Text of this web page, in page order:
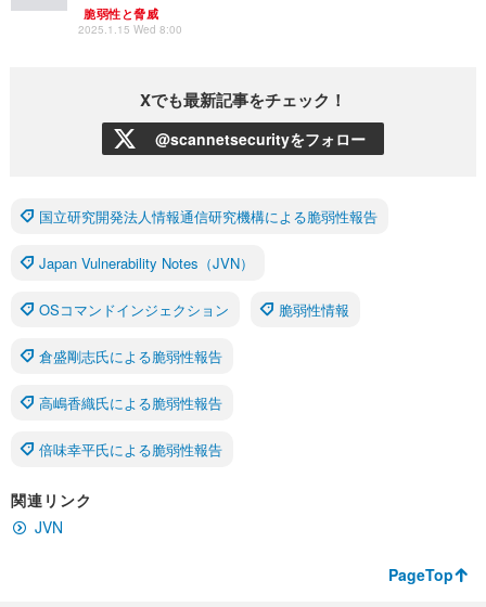
脆弱性と脅威
2025.1.15 Wed 8:00
Xでも最新記事をチェック！
@scannetsecurityをフォロー
国立研究開発法人情報通信研究機構による脆弱性報告
Japan Vulnerability Notes（JVN）
OSコマンドインジェクション 脆弱性情報
倉盛剛志氏による脆弱性報告
高嶋香織氏による脆弱性報告
倍味幸平氏による脆弱性報告
関連リンク
JVN
PageTop